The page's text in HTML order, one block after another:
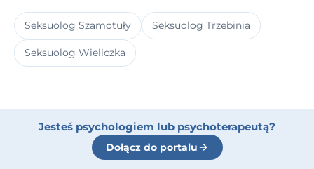
Seksuolog Szamotuły Seksuolog Trzebinia
Seksuolog Wieliczka
Jesteś psychologiem lub psychoterapeutą?
Dołącz do portalu